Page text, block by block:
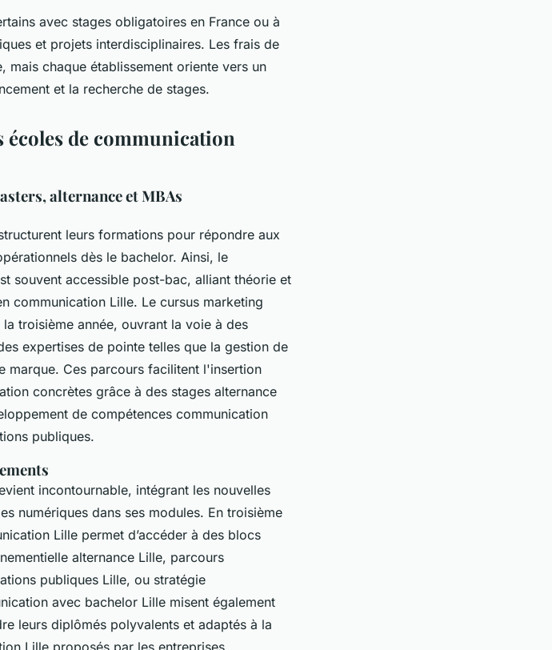
avec stages obligatoires en France ou à
et projets interdisciplinaires. Les frais de
chaque établissement oriente vers un
et la recherche de stages.
écoles de communication
alternance et MBAs
leurs formations pour répondre aux
dès le bachelor. Ainsi, le
souvent accessible post-bac, alliant théorie et
communication Lille. Le cursus marketing
troisième année, ouvrant la voie à des
expertises de pointe telles que la gestion de
marque. Ces parcours facilitent l'insertion
concrètes grâce à des stages alternance
de compétences communication
publiques.
incontournable, intégrant les nouvelles
numériques dans ses modules. En troisième
Lille permet d’accéder à des blocs
alternance Lille, parcours
publiques Lille, ou stratégie
avec bachelor Lille misent également
leurs diplômés polyvalents et adaptés à la